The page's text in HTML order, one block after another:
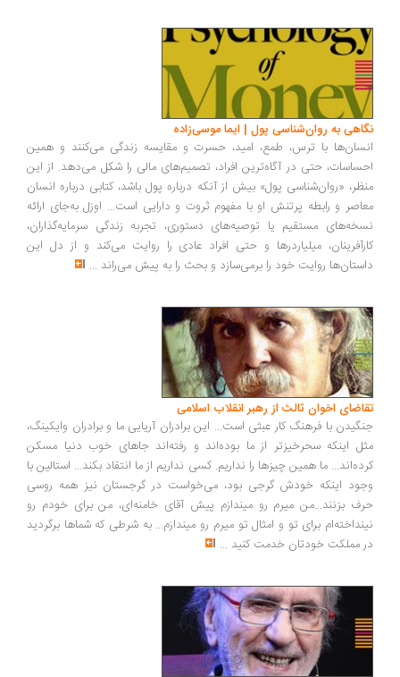
به روان‌شناسی پول | ایما موسی‌زاده
با ترس، طمع، امید، حسرت و مقایسه زندگی می‌کنند و همین
حتی در آگاه‌ترین افراد، تصمیم‌های مالی را شکل می‌دهد. از این
«روان‌شناسی پول» بیش از آنکه درباره پول باشد، کتابی درباره انسان
و رابطه پرتنش او با مفهوم ثروت و دارایی است... اوزل به‌جای ارائه
مستقیم یا توصیه‌های دستوری، تجربه زندگی سرمایه‌گذاران،
میلیاردرها و حتی افراد عادی را روایت می‌کند و از دل این
روایت خود را برمی‌سازد و بحث را به پیش می‌راند ...
اخوان ثالث از رهبر انقلاب اسلامی
با فرهنگ کار عبثی است... این برادران آریایی ما و برادران وایکینگ،
اینکه سحرخیزتر از ما بوده‌اند و رفته‌اند جاهای خوب دنیا مسکن
ما همین چیزها را نداریم. کسی نداریم از ما انتقاد بکند... استالین با
اینکه خودش گرجی بود، می‌خواست در گرجستان نیز همه روسی
بزنند...من میرم رو میندازم پیش آقای خامنه‌ای، من برای خودم رو
برای تو و امثال تو میرم رو میندازم... به شرطی که شماها برگردید
مملکت خودتان خدمت کنید...